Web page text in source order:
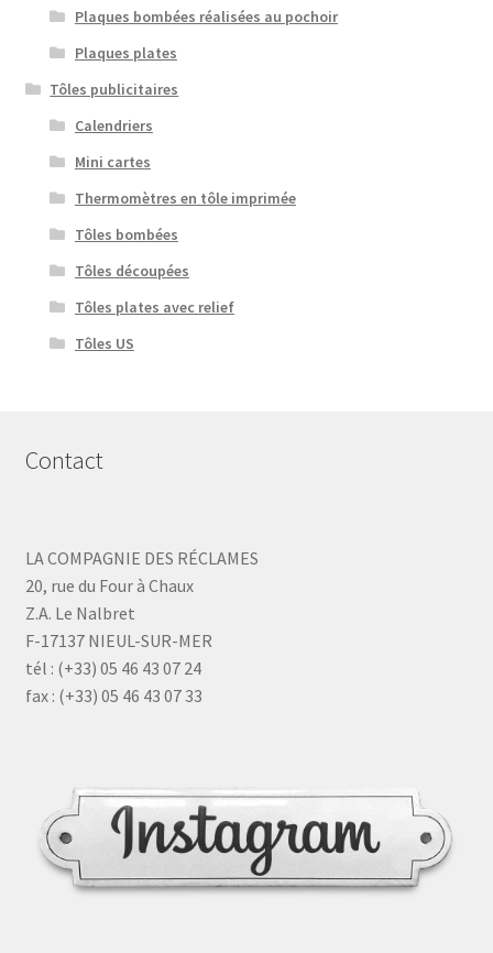
Plaques bombées réalisées au pochoir
Plaques plates
Tôles publicitaires
Calendriers
Mini cartes
Thermomètres en tôle imprimée
Tôles bombées
Tôles découpées
Tôles plates avec relief
Tôles US
Contact
LA COMPAGNIE DES RÉCLAMES
20, rue du Four à Chaux
Z.A. Le Nalbret
F-17137 NIEUL-SUR-MER
tél : (+33) 05 46 43 07 24
fax : (+33) 05 46 43 07 33